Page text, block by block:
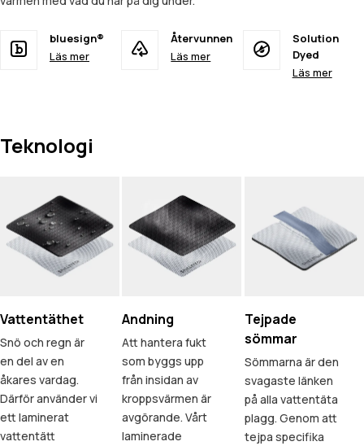
bluesign®
Läs mer
Återvunnen
Läs mer
Solution
Dyed
Läs mer
Teknologi
Vattentäthet
Snö och regn är
en del av en
åkares vardag.
Därför använder vi
ett laminerat
vattentätt
Andning
Att hantera fukt
som byggs upp
från insidan av
kroppsvärmen är
avgörande. Vårt
laminerade
Tejpade
sömmar
Sömmarna är den
svagaste länken
på alla vattentäta
plagg. Genom att
tejpa specifika